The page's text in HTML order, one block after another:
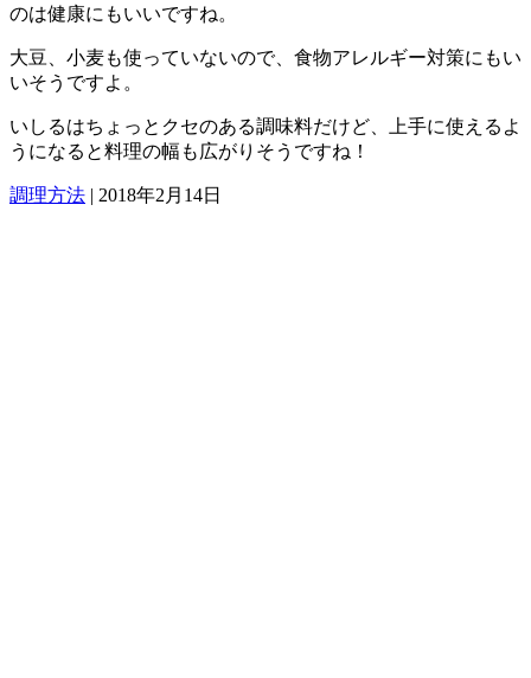
のは健康にもいいですね。
大豆、小麦も使っていないので、食物アレルギー対策にもい
いそうですよ。
いしるはちょっとクセのある調味料だけど、上手に使えるよ
うになると料理の幅も広がりそうですね！
調理方法 | 2018年2月14日